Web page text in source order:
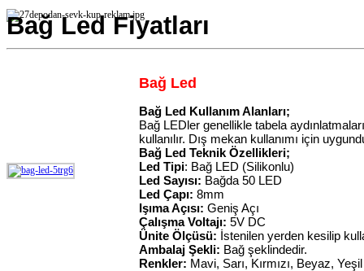
Bağ Led Fiyatları
Bağ Led
Bağ Led Kullanım Alanları;
Bağ LEDler genellikle tabela
kullanılır. Dış mekan kullanımı için
Bağ Led Teknik Özellikleri;
Led Tipi: Bağ LED (Silikonlu)
Led Sayısı: Bağda 50 LED
Led Çapı: 8mm
Işıma Açısı: Geniş Açı
Çalışma Voltajı: 5V DC
Ünite Ölçüsü: İstenilen yerden kesilip
Ambalaj Şekli: Bağ şeklindedir.
Renkler: Mavi, Sarı, Kırmızı, Beyaz, Yeşil